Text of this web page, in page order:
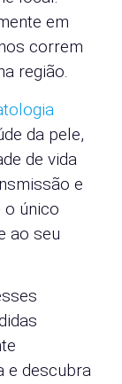
em
correm
região.
da pele,
de vida
e
único
ao seu
e descubra